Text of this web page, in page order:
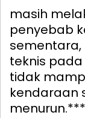
masih
penyebab
teknis
tidak
kendaraan
menurun.***